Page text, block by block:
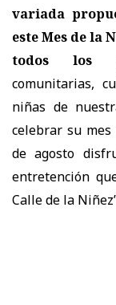
variada
este Mes de la
todos los
comunitarias,
niñas de
celebrar su
de agosto
entretención
Calle de la